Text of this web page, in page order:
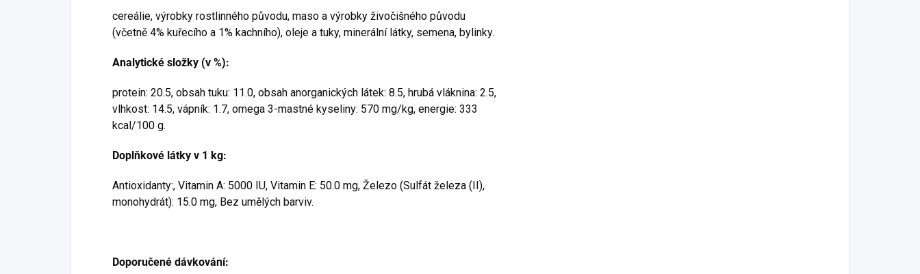
cereálie, výrobky rostlinného původu, maso a výrobky živočišného původu
(včetně 4% kuřecího a 1% kachního), oleje a tuky, minerální látky, semena, bylinky.
Analytické složky (v %):
protein: 20.5, obsah tuku: 11.0, obsah anorganických látek: 8.5, hrubá vláknina: 2.5,
vlhkost: 14.5, vápník: 1.7, omega 3-mastné kyseliny: 570 mg/kg, energie: 333
kcal/100 g.
Doplňkové látky v 1 kg:
Antioxidanty:, Vitamin A: 5000 IU, Vitamin E: 50.0 mg, Železo (Sulfát železa (II),
monohydrát): 15.0 mg, Bez umělých barviv.
Doporučené dávkování: